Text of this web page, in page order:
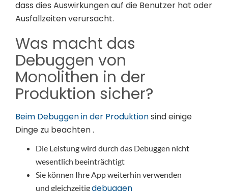
dass dies Auswirkungen auf die Benutzer hat oder
Ausfallzeiten verursacht.
Was macht das
Debuggen von
Monolithen in der
Produktion sicher?
Beim Debuggen in der Produktionsind einige
Dinge zu beachten .
Die Leistung wird durch das Debuggen nicht
wesentlich beeinträchtigt
Sie können Ihre App weiterhin verwenden
und gleichzeitigdebuggen